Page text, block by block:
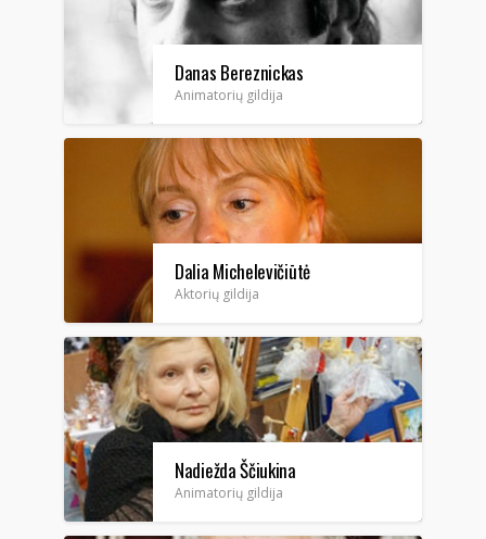
Danas Bereznickas
Animatorių gildija
Dalia Michelevičiūtė
Aktorių gildija
Nadiežda Ščiukina
Animatorių gildija